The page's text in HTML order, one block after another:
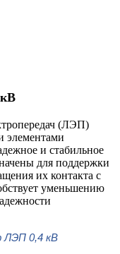
(ЛЭП)
элементами
и стабильное
для поддержки
их контакта с
уменьшению
ЛЭП 0,4 кВ